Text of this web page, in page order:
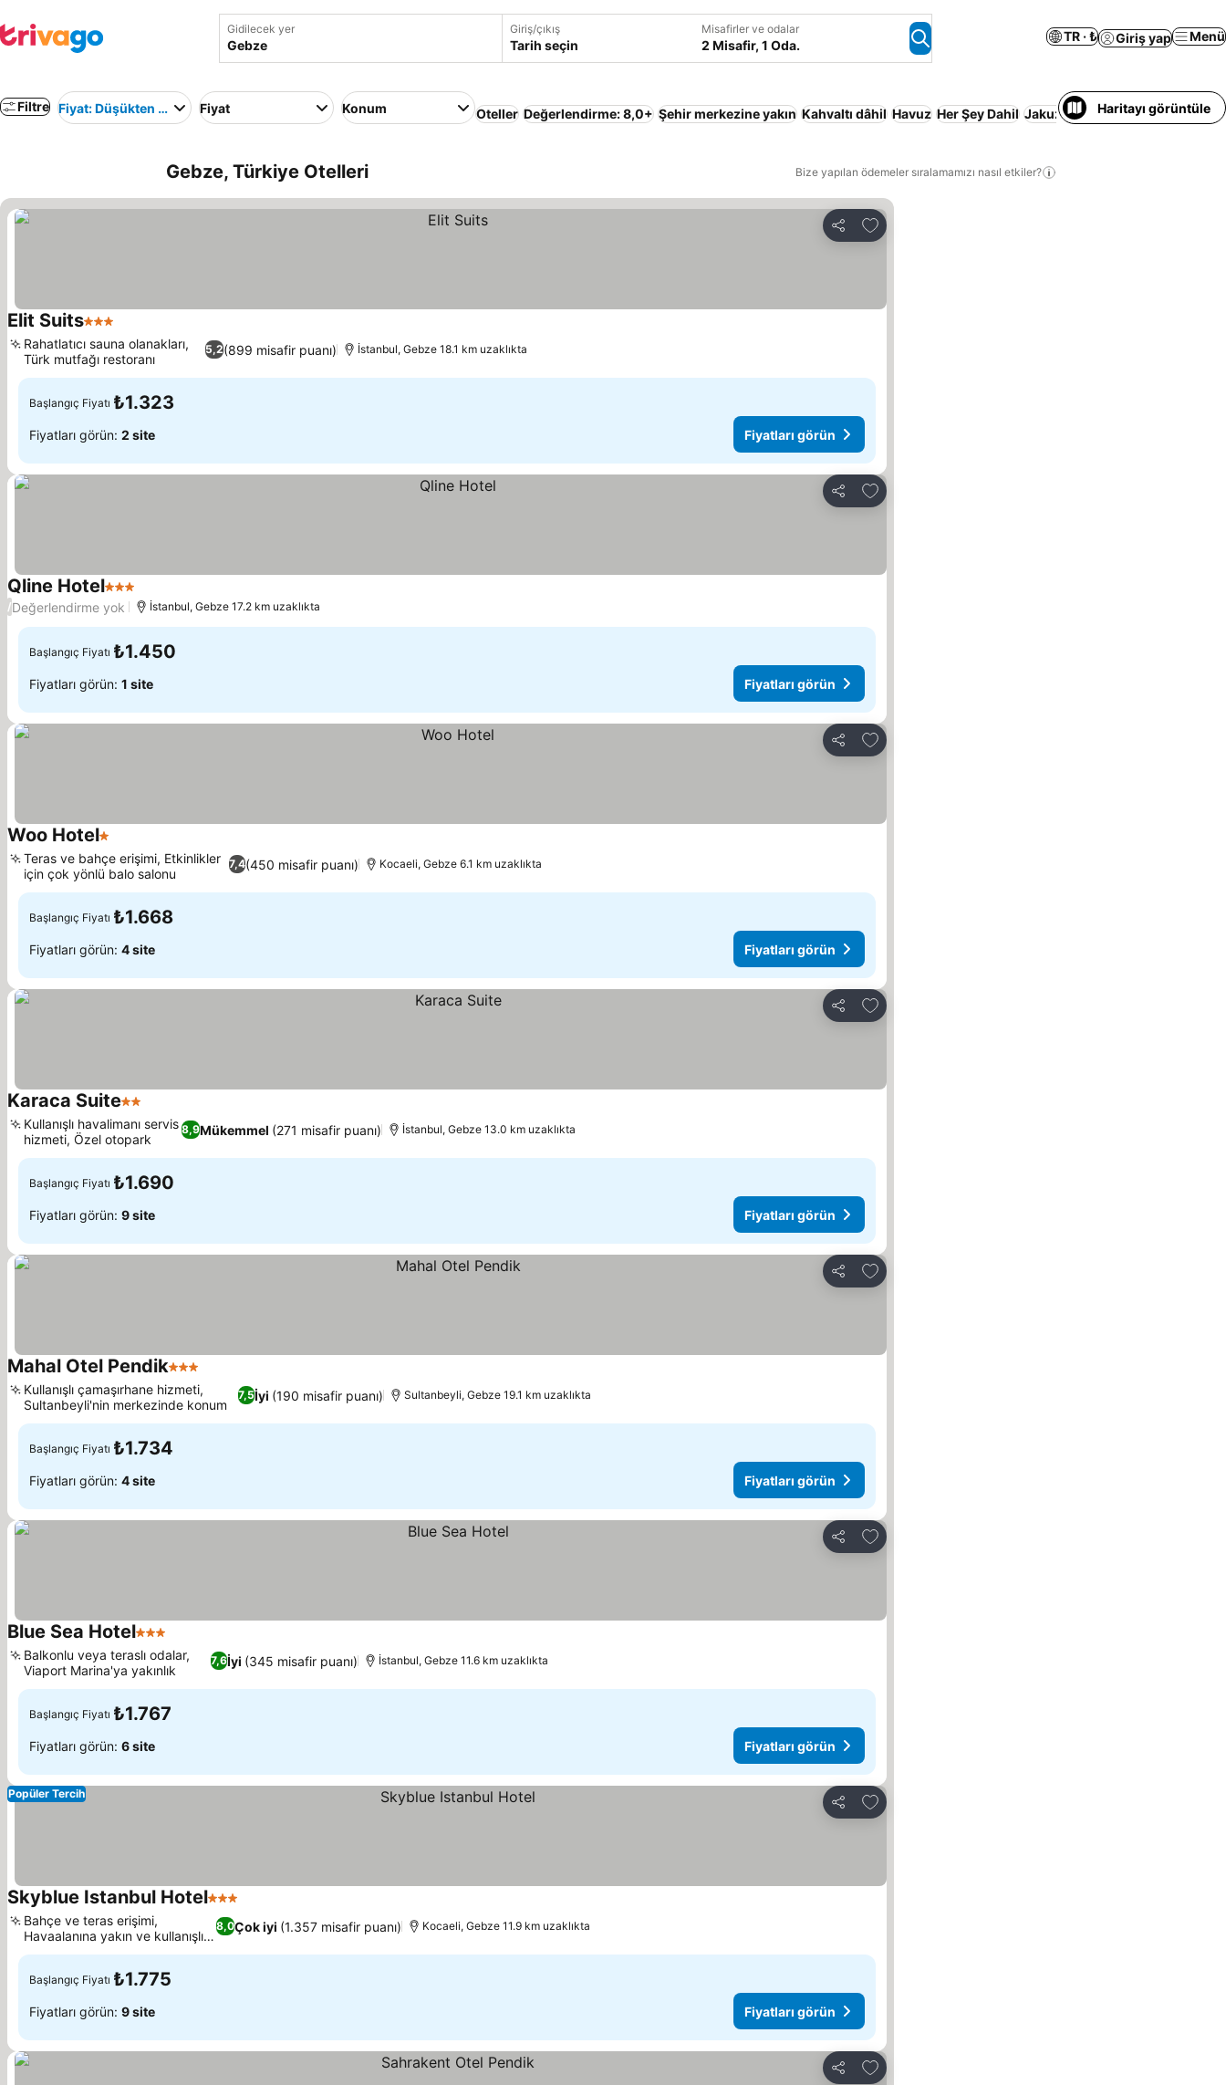
Gidilecek yer Giriş/çıkış
Tarih seçin
Misafirler ve odalar
2 Misafir, 1 Oda.
TR · ₺ Giriş yap Menü
Filtre Fiyat: Düşükten yükseğeFiyat Konum Oteller Değerlendirme: 8,0+ Şehir merkezine yakın Kahvaltı dâhil Havuz Her Şey Dahil Jakuzi Plaj Yarım pansiyon
Haritayı görüntüle
Gebze, Türkiye Otelleri Bize yapılan ödemeler sıralamamızı nasıl etkiler?
Paylaş
Favorilerime ekle
Elit Suits3 Yıldız
5,2(899 misafir puanı)
Rahatlatıcı sauna olanakları,
Türk mutfağı restoranı
İstanbul, Gebze 18.1 km uzaklıkta
Başlangıç Fiyatı ₺1.323
Fiyatları görün: 2 site Fiyatları görün
Paylaş
Favorilerime ekle
Qline Hotel3 Yıldız
/Değerlendirme yok İstanbul, Gebze 17.2 km uzaklıkta
Başlangıç Fiyatı ₺1.450
Fiyatları görün: 1 site Fiyatları görün
Paylaş
Favorilerime ekle
Woo Hotel1 Yıldız
7,4(450 misafir puanı)
Teras ve bahçe erişimi, Etkinlikler
için çok yönlü balo salonu
Kocaeli, Gebze 6.1 km uzaklıkta
Başlangıç Fiyatı ₺1.668
Fiyatları görün: 4 site Fiyatları görün
Paylaş
Favorilerime ekle
Karaca Suite2 Yıldız
8,9Mükemmel (271 misafir puanı)
Kullanışlı havalimanı servis
hizmeti, Özel otopark
İstanbul, Gebze 13.0 km uzaklıkta
Başlangıç Fiyatı ₺1.690
Fiyatları görün: 9 site Fiyatları görün
Paylaş
Favorilerime ekle
Mahal Otel Pendik3 Yıldız
7,5İyi (190 misafir puanı)
Kullanışlı çamaşırhane hizmeti,
Sultanbeyli'nin merkezinde konum
Sultanbeyli, Gebze 19.1 km uzaklıkta
Başlangıç Fiyatı ₺1.734
Fiyatları görün: 4 site Fiyatları görün
Paylaş
Favorilerime ekle
Blue Sea Hotel3 Yıldız
7,6İyi (345 misafir puanı)
Balkonlu veya teraslı odalar,
Viaport Marina'ya yakınlık
İstanbul, Gebze 11.6 km uzaklıkta
Başlangıç Fiyatı ₺1.767
Fiyatları görün: 6 site Fiyatları görün
Paylaş
Favorilerime ekle
Popüler Tercih
Skyblue Istanbul Hotel3 Yıldız
8,0Çok iyi (1.357 misafir puanı)
Bahçe ve teras erişimi,
Havaalanına yakın ve kullanışlı
konum
Kocaeli, Gebze 11.9 km uzaklıkta
Başlangıç Fiyatı ₺1.775
Fiyatları görün: 9 site Fiyatları görün
Paylaş
Favorilerime ekle